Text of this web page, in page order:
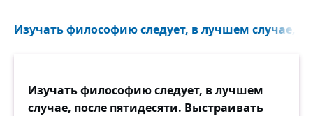
Изучать философию следует, в лучшем случае,
Изучать философию следует, в лучшем
случае, после пятидесяти. Выстраивать